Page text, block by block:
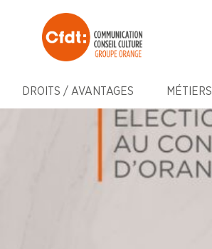
DROITS / AVANTAGES MÉTIERS